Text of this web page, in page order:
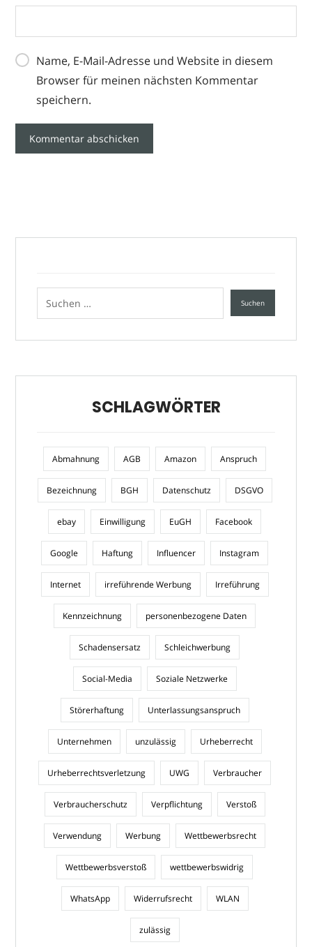
Name, E-Mail-Adresse und Website in diesem
Browser für meinen nächsten Kommentar
speichern.
SCHLAGWÖRTER
Abmahnung AGB Amazon Anspruch
Bezeichnung BGH Datenschutz DSGVO
ebay Einwilligung EuGH Facebook
Google Haftung Influencer Instagram
Internet irreführende Werbung Irreführung
Kennzeichnung personenbezogene Daten
Schadensersatz Schleichwerbung
Social-Media Soziale Netzwerke
Störerhaftung Unterlassungsanspruch
Unternehmen unzulässig Urheberrecht
Urheberrechtsverletzung UWG Verbraucher
Verbraucherschutz Verpflichtung Verstoß
Verwendung Werbung Wettbewerbsrecht
Wettbewerbsverstoß wettbewerbswidrig
WhatsApp Widerrufsrecht WLAN
zulässig